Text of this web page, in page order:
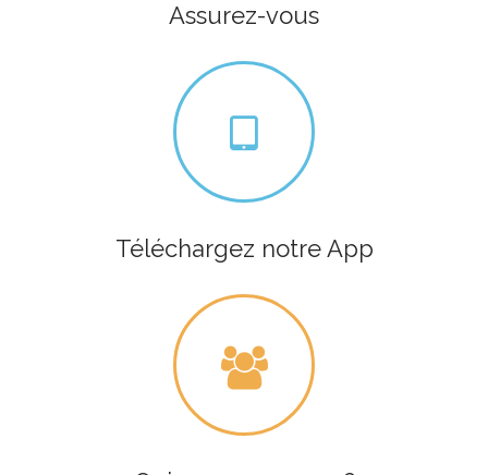
Assurez-vous
Téléchargez notre App